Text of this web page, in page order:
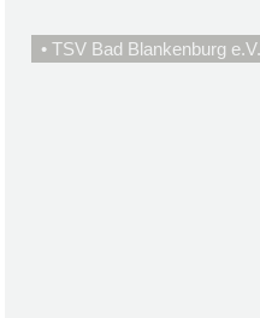
• TSV Bad Blankenburg